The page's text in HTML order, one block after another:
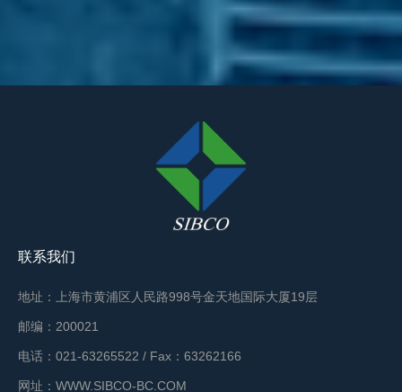
联系我们
地址：上海市黄浦区人民路998号金天地国际大厦19层
邮编：200021
电话：021-63265522 / Fax：63262166
网址：WWW.SIBCO-BC.COM